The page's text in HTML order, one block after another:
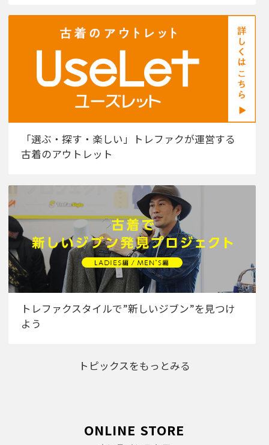
「選ぶ・探す・楽しい」トレファクが運営する
古着のアウトレット
トレファクスタイルで”新しいジブン”を見つけ
よう
トピックスをもっとみる
ONLINE STORE